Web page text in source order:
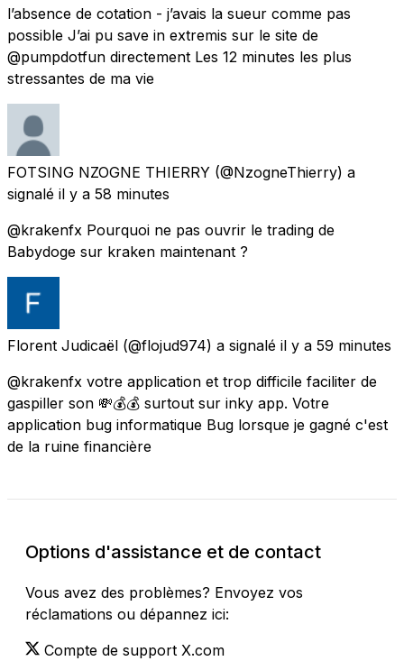
l’absence de cotation - j’avais la sueur comme pas
possible J’ai pu save in extremis sur le site de
@pumpdotfun directement Les 12 minutes les plus
stressantes de ma vie
FOTSING NZOGNE THIERRY (@NzogneThierry) a
signalé il y a 58 minutes
@krakenfx Pourquoi ne pas ouvrir le trading de
Babydoge sur kraken maintenant ?
Florent Judicaël (@flojud974) a signalé il y a 59 minutes
@krakenfx votre application et trop difficile faciliter de
gaspiller son 💸💰💰 surtout sur inky app. Votre
application bug informatique Bug lorsque je gagné c'est
de la ruine financière
Options d'assistance et de contact
Vous avez des problèmes? Envoyez vos
réclamations ou dépannez ici:
Compte de support X.com